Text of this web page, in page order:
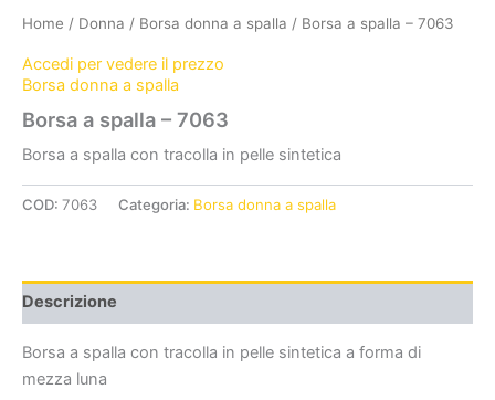
Home / Donna / Borsa donna a spalla / Borsa a spalla – 7063
Accedi per vedere il prezzo
Borsa donna a spalla
Borsa a spalla – 7063
Borsa a spalla con tracolla in pelle sintetica
COD: 7063 Categoria: Borsa donna a spalla
Descrizione
Borsa a spalla con tracolla in pelle sintetica a forma di
mezza luna